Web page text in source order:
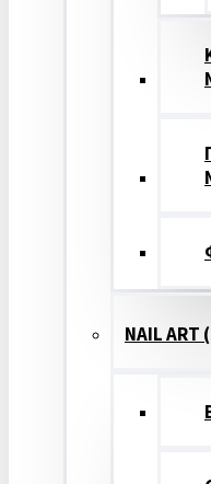
NAIL ART